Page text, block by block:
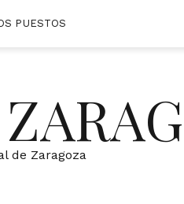
PUESTOS
de Zaragoza